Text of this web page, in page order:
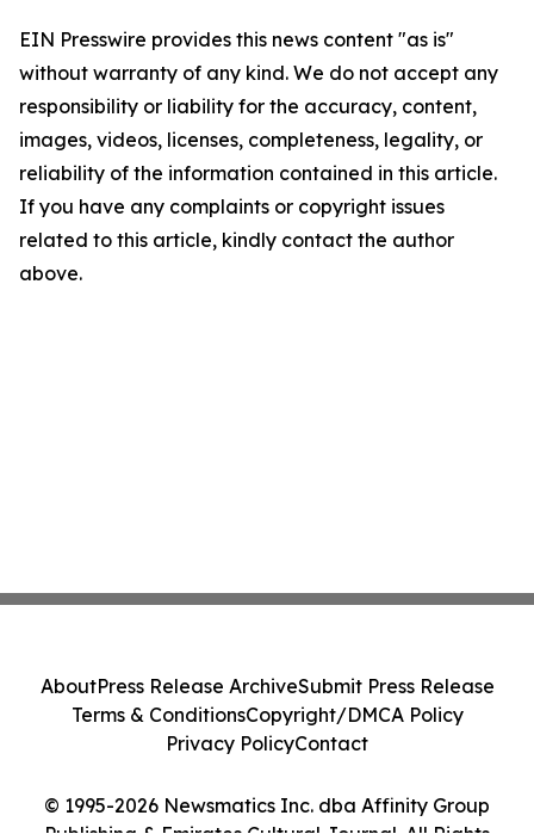
EIN Presswire provides this news content "as is"
without warranty of any kind. We do not accept any
responsibility or liability for the accuracy, content,
images, videos, licenses, completeness, legality, or
reliability of the information contained in this article.
If you have any complaints or copyright issues
related to this article, kindly contact the author
above.
© 1995-2026 Newsmatics Inc. dba Affinity Group
AboutPress Release ArchiveSubmit Press Release
Terms & ConditionsCopyright/DMCA Policy
Privacy PolicyContact